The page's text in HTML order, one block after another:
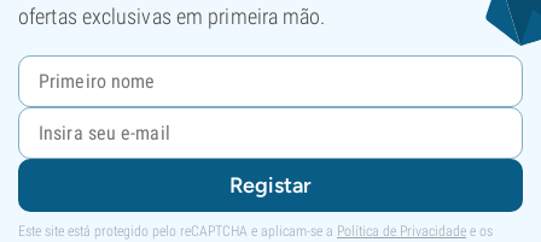
ofertas exclusivas em primeira mão.
Registar
Este site está protegido pelo reCAPTCHA e aplicam-se a Política de Privacidade e os